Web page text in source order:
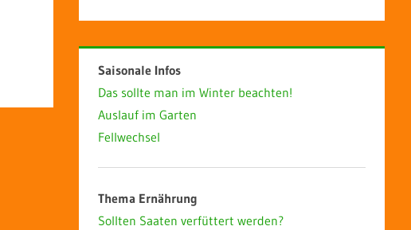
Saisonale Infos
Das sollte man im Winter beachten!
Auslauf im Garten
Fellwechsel
Thema Ernährung
Sollten Saaten verfüttert werden?